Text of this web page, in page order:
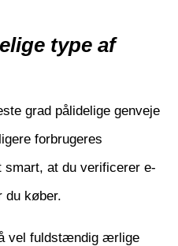
type af
grad pålidelige genveje
forbrugeres
smart, at du verificerer e-
du køber.
vel fuldstændig ærlige